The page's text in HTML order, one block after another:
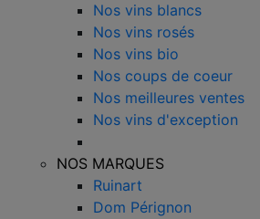
Nos vins blancs
Nos vins rosés
Nos vins bio
Nos coups de coeur
Nos meilleures ventes
Nos vins d'exception
NOS MARQUES
Ruinart
Dom Pérignon